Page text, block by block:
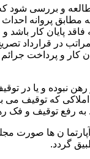
و بررسی شود
مطابق پروانه احداث
پایان کار باشد
در قرارداد
کار و پرداخت
نبوده و یا در
که توقیف می
به رفع توقیف و فک
ن ها صورت
گردد.